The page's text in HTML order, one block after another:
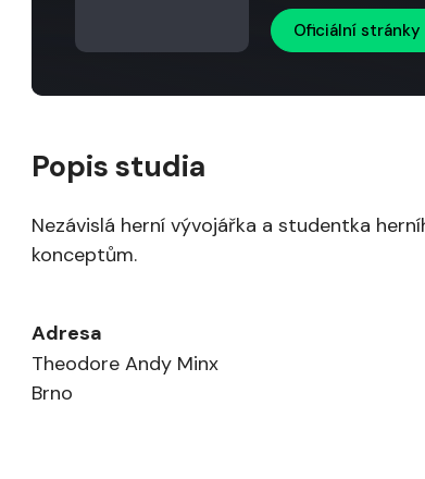
Oficiální stránky
Popis studia
Nezávislá herní vývojářka a studentka
konceptům.
Adresa
Theodore Andy Minx
Brno